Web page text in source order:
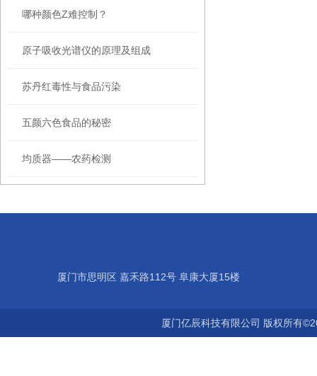
哪种颜色Z难控制？
原子吸收光谱仪的原理及组成
苏丹红毒性与食品污染
五颜六色食品的秘密
均质器——农药检测
厦门市思明区 嘉禾路112号 阜康大厦15楼
厦门亿辰科技有限公司 版权所有